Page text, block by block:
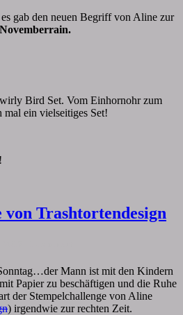
gab den neuen Begriff von Aline zur
Novemberrain.
Bird Set. Vom Einhornohr zum
mal ein vielseitiges Set!
von Trashtortendesign
Mann ist mit den Kindern
Papier zu beschäftigen und die Ruhe
der Stempelchallenge von Aline
) irgendwie zur rechten Zeit.